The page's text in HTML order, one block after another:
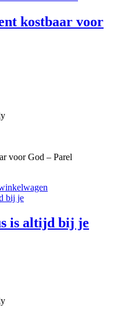
kostbaar voor
voor God – Parel
is altijd bij je